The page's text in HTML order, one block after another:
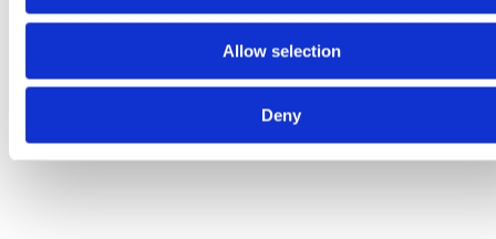
Allow selection
Deny